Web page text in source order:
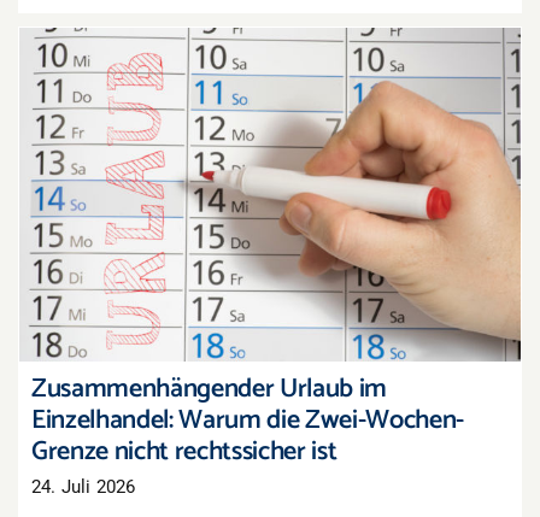
Zusammenhängender Urlaub im Einzelhandel:
Warum die Zwei-Wochen-Grenze nicht
rechtssicher ist
Zusammenhängender Urlaub im
Einzelhandel: Warum die Zwei-Wochen-
Grenze nicht rechtssicher ist
24. Juli 2026